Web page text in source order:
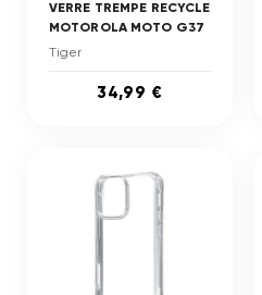
VERRE TREMPE RECYCLE
MOTOROLA MOTO G37
Tiger
34,99 €